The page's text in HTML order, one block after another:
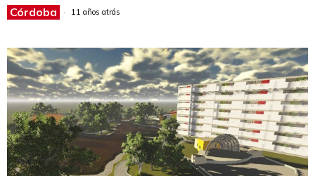
Córdoba 11 años atrás